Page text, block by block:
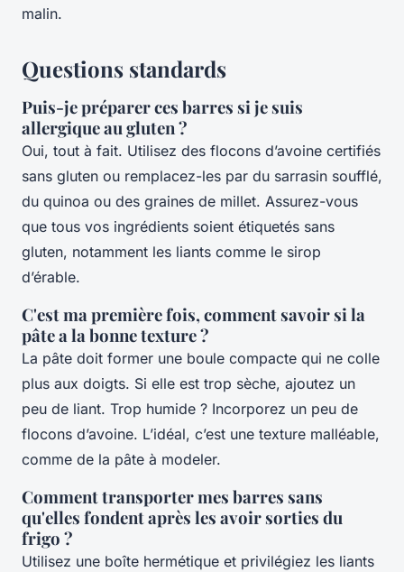
malin.
Questions standards
Puis-je préparer ces barres si je suis
allergique au gluten ?
Oui, tout à fait. Utilisez des flocons d’avoine certifiés
sans gluten ou remplacez-les par du sarrasin soufflé,
du quinoa ou des graines de millet. Assurez-vous
que tous vos ingrédients soient étiquetés sans
gluten, notamment les liants comme le sirop
d’érable.
C'est ma première fois, comment savoir si la
pâte a la bonne texture ?
La pâte doit former une boule compacte qui ne colle
plus aux doigts. Si elle est trop sèche, ajoutez un
peu de liant. Trop humide ? Incorporez un peu de
flocons d’avoine. L’idéal, c’est une texture malléable,
comme de la pâte à modeler.
Comment transporter mes barres sans
qu'elles fondent après les avoir sorties du
frigo ?
Utilisez une boîte hermétique et privilégiez les liants